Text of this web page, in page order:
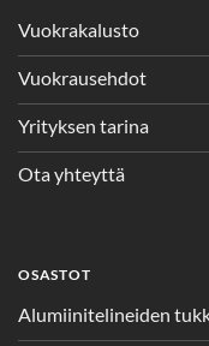
Vuokrakalusto
Vuokrausehdot
Yrityksen tarina
Ota yhteyttä
OSASTOT
Alumiinitelineiden